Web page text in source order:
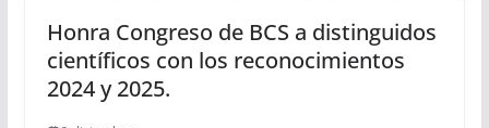
Honra Congreso de BCS a distinguidos
científicos con los reconocimientos
2024 y 2025.